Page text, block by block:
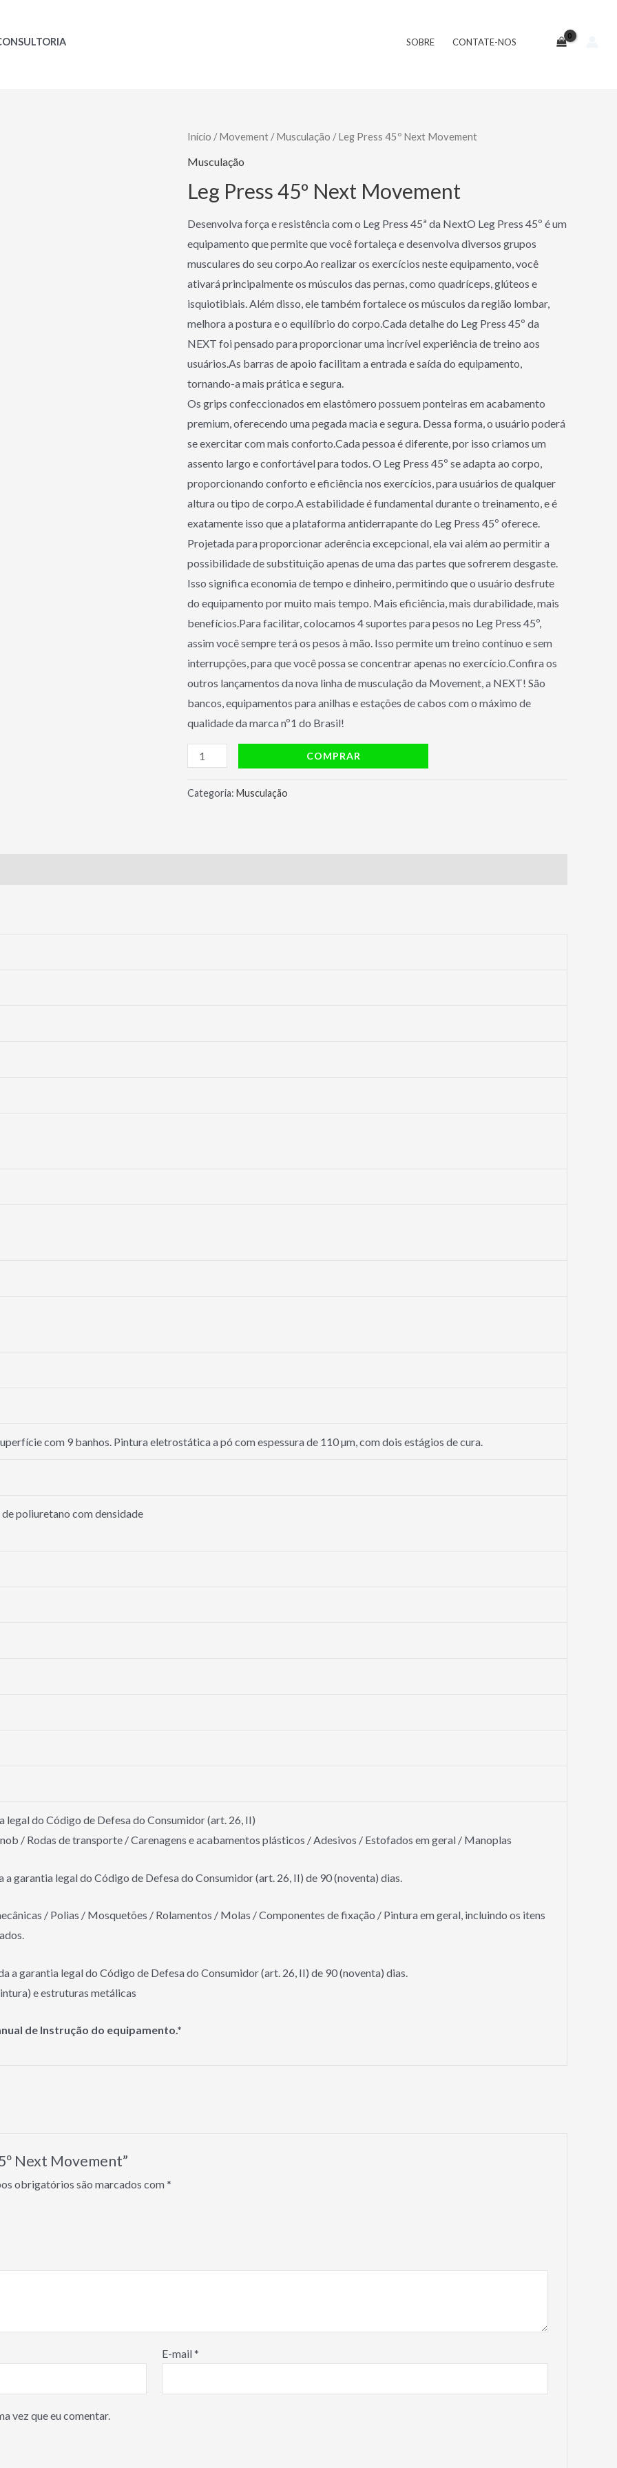
SOBRE CONTATE-NOS
Início /Movement /Musculação / Leg Press 45º Next Movement
Musculação
Leg Press 45º Next Movement
Desenvolva força e resistência com o Leg Press 45ª da NextO Leg Press 45º é um
equipamento que permite que você fortaleça e desenvolva diversos grupos
musculares do seu corpo.Ao realizar os exercícios neste equipamento, você
ativará principalmente os músculos das pernas, como quadríceps, glúteos e
isquiotibiais. Além disso, ele também fortalece os músculos da região lombar,
melhora a postura e o equilíbrio do corpo.Cada detalhe do Leg Press 45º da
NEXT foi pensado para proporcionar uma incrível experiência de treino aos
usuários.As barras de apoio facilitam a entrada e saída do equipamento,
tornando-a mais prática e segura.
Os grips confeccionados em elastômero possuem ponteiras em acabamento
premium, oferecendo uma pegada macia e segura. Dessa forma, o usuário poderá
se exercitar com mais conforto.Cada pessoa é diferente, por isso criamos um
assento largo e confortável para todos. O Leg Press 45º se adapta ao corpo,
proporcionando conforto e eficiência nos exercícios, para usuários de qualquer
altura ou tipo de corpo.A estabilidade é fundamental durante o treinamento, e é
exatamente isso que a plataforma antiderrapante do Leg Press 45º oferece.
Projetada para proporcionar aderência excepcional, ela vai além ao permitir a
possibilidade de substituição apenas de uma das partes que sofrerem desgaste.
Isso significa economia de tempo e dinheiro, permitindo que o usuário desfrute
do equipamento por muito mais tempo. Mais eficiência, mais durabilidade, mais
benefícios.Para facilitar, colocamos 4 suportes para pesos no Leg Press 45º,
assim você sempre terá os pesos à mão. Isso permite um treino contínuo e sem
interrupções, para que você possa se concentrar apenas no exercício.Confira os
outros lançamentos da nova linha de musculação da Movement, a NEXT! São
bancos, equipamentos para anilhas e estações de cabos com o máximo de
qualidade da marca nº1 do Brasil!
Leg
45º
COMPRAR
Categoria: Musculação
com 9 banhos. Pintura eletrostática a pó com espessura de 110 µm, com dois estágios de cura.
poliuretano com densidade
legal do Código de Defesa do Consumidor (art. 26, II)
/ Rodas de transporte / Carenagens e acabamentos plásticos / Adesivos / Estofados em geral / Manoplas
a garantia legal do Código de Defesa do Consumidor (art. 26, II) de 90 (noventa) dias.
/ Polias / Mosquetões / Rolamentos / Molas / Componentes de fixação / Pintura em geral, incluindo os itens
a garantia legal do Código de Defesa do Consumidor (art. 26, II) de 90 (noventa) dias.
e estruturas metálicas
de Instrução do equipamento.*
Next Movement”
obrigatórios são marcados com*
E-mail*
vez que eu comentar.